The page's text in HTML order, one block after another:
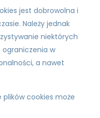
jest dobrowolna i
Należy jednak
niektórych
ograniczenia w
a nawet
cookies może